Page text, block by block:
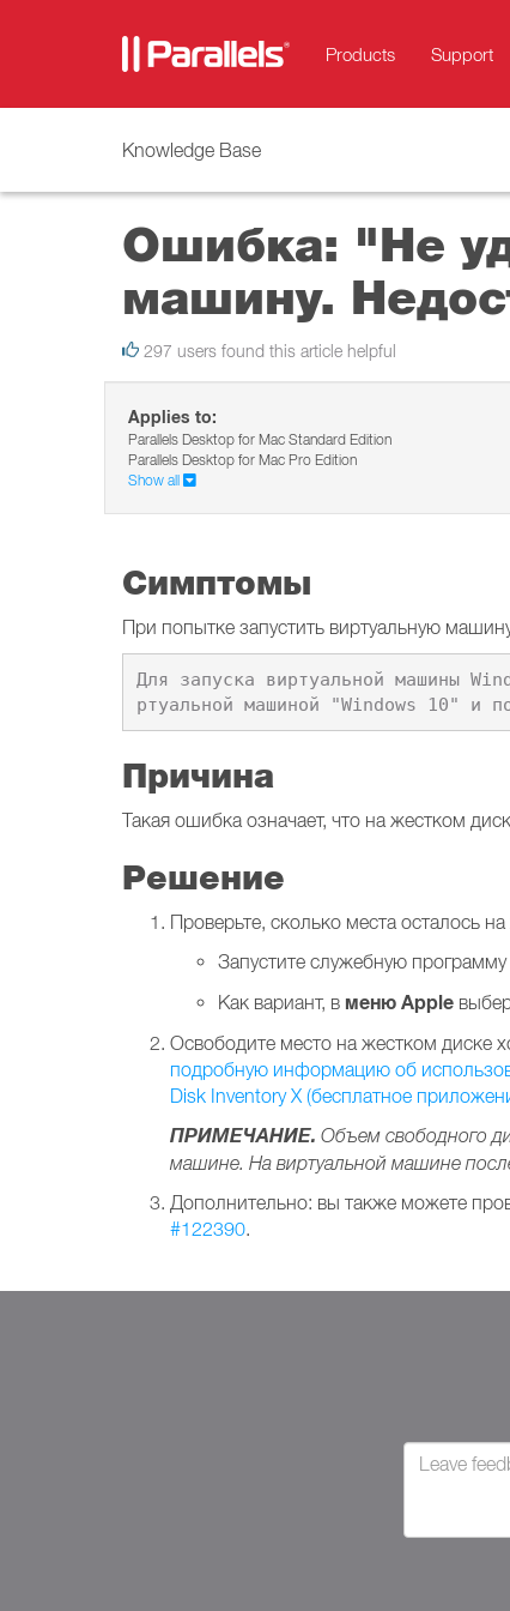
Products Support
Knowledge Base
Ошибка: "Не
машину.
297 users found this article helpful
Applies to:
Parallels Desktop for Mac Standard Edition
Parallels Desktop for Mac Pro Edition
Show all
Симптомы
При попытке запустить виртуальную
Для запуска виртуальной машины
ртуальной машиной "Windows 10" и
Причина
Такая ошибка означает, что на жестком
Решение
Проверьте, сколько места осталось
Запустите служебную программу
Как вариант, в меню Apple
Освободите место на жестком диске
подробную информацию об
Disk Inventory X (бесплатное
ПРИМЕЧАНИЕ. Объем свободного
машине. На виртуальной машине
Дополнительно: вы также можете
#122390.